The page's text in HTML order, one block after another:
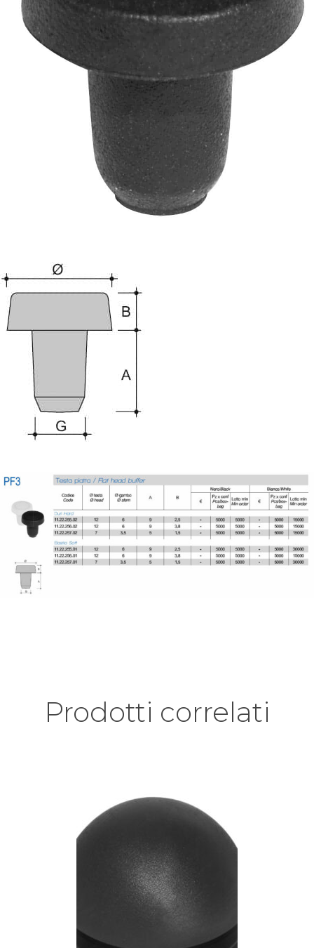
Prodotti correlati